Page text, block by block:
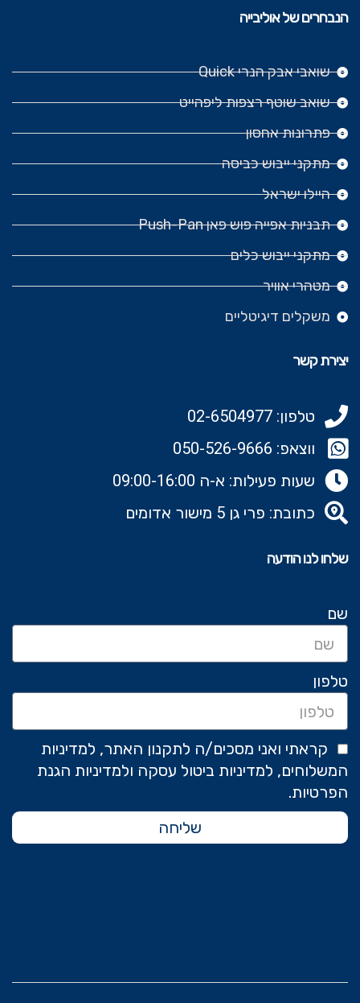
הנבחרים של אוליבייה
שואבי אבק הנרי Quick
שואב שוטף רצפות ליפהייט
פתרונות אחסון
מתקני ייבוש כביסה
היילו ישראל
תבניות אפייה פוש פאן Push-Pan
מתקני ייבוש כלים
מטהרי אוויר
משקלים דיגיטליים
יצירת קשר
טלפון: 02-6504977
ווצאפ: 050-526-9666‬
שעות פעילות: א-ה 09:00-16:00
כתובת: פרי גן 5 מישור אדומים
שלחו לנו הודעה
שם
טלפון
קראתי ואני מסכים/ה לתקנון האתר, למדיניות
המשלוחים, למדיניות ביטול עסקה ולמדיניות הגנת
הפרטיות.
שליחה